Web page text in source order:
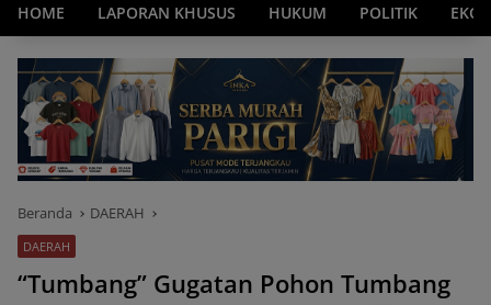
HOME LAPORAN KHUSUS HUKUM POLITIK
Beranda DAERAH
DAERAH
“Tumbang” Gugatan Pohon Tumbang